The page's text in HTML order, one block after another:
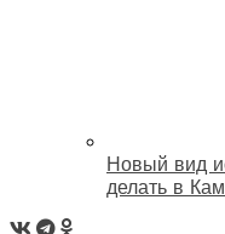
Новый вид
делать в